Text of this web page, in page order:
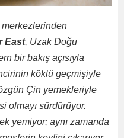
merkezlerinden
East, Uzak Doğu
bir bakış açısıyla
köklü geçmişiyle
Çin yemekleriyle
olmayı sürdürüyor.
yemiyor; aynı zamanda